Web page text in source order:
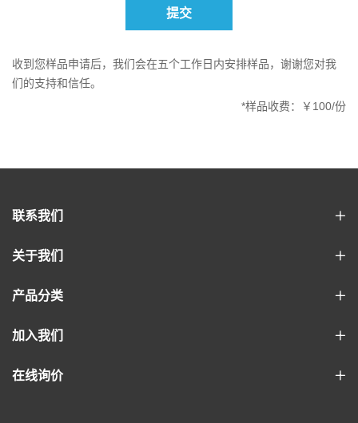
提交
收到您样品申请后，我们会在五个工作日内安排样品，谢谢您对我
们的支持和信任。
*样品收费：￥100/份
联系我们
关于我们
产品分类
加入我们
在线询价